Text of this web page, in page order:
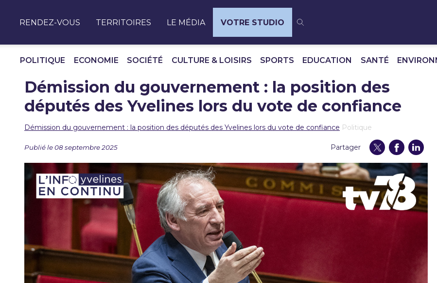
RENDEZ-VOUS TERRITOIRES LE MÉDIA VOTRE STUDIO
POLITIQUE ECONOMIE SOCIÉTÉ CULTURE & LOISIRS SPORTS EDUCATION SANTÉ
Démission du gouvernement : la position des
députés des Yvelines lors du vote de confiance
Démission du gouvernement : la position des députés des Yvelines lors du vote de confiance Politique
Publié le 08 septembre 2025 Partager